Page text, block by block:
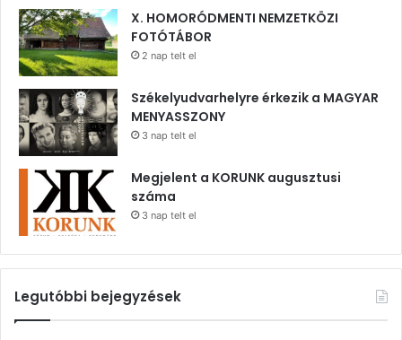
X. HOMORÓDMENTI NEMZETKÖZI
FOTÓTÁBOR
2 nap telt el
Székelyudvarhelyre érkezik a MAGYAR
MENYASSZONY
3 nap telt el
Megjelent a KORUNK augusztusi
száma
3 nap telt el
Legutóbbi bejegyzések